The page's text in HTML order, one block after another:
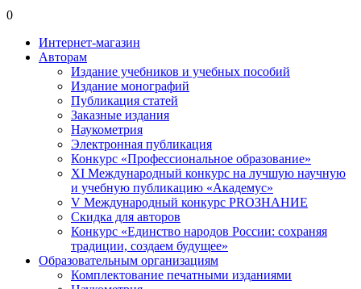
0
Интернет-магазин
Авторам
Издание учебников и учебных пособий
Издание монографий
Публикация статей
Заказные издания
Наукометрия
Электронная публикация
Конкурс «Профессиональное образование»
XI Международный конкурс на лучшую научную
и учебную публикацию «Академус»
V Международный конкурс PROЗНАНИЕ
Скидка для авторов
Конкурс «Единство народов России: сохраняя
традиции, создаем будущее»
Образовательным организациям
Комплектование печатными изданиями